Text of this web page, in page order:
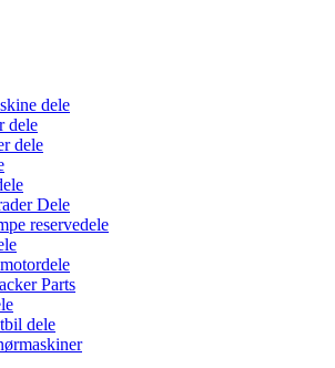
dele
dele
dele
Dele
reservedele
Parts
dele